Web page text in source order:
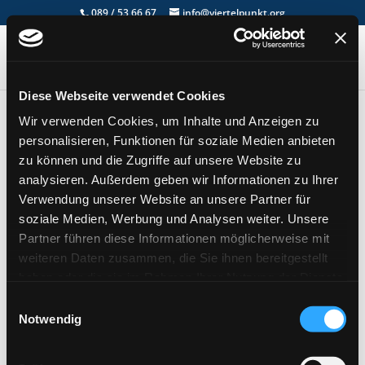
Diese Webseite verwendet Cookies
Wir verwenden Cookies, um Inhalte und Anzeigen zu
personalisieren, Funktionen für soziale Medien anbieten
zu können und die Zugriffe auf unsere Website zu
analysieren. Außerdem geben wir Informationen zu Ihrer
Verwendung unserer Website an unsere Partner für
soziale Medien, Werbung und Analysen weiter. Unsere
Partner führen diese Informationen möglicherweise mit
weiteren Daten zusammen, die Sie ihnen bereitgestellt
Notwendig
089 / 53 66 67 info@viertelpunkt.org
Termin amMoschee
Freimann